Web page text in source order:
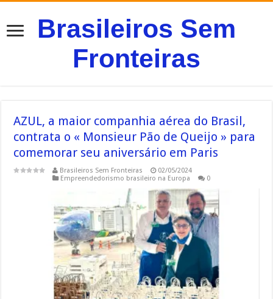
Brasileiros Sem
Fronteiras
AZUL, a maior companhia aérea do Brasil,
contrata o « Monsieur Pão de Queijo » para
comemorar seu aniversário em Paris
Brasileiros Sem Fronteiras
02/05/2024
Empreendedorismo brasileiro na Europa
0